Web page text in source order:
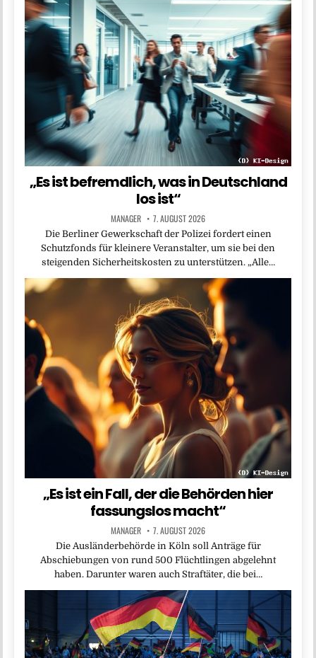
„Es ist befremdlich, was in Deutschland
los ist“
MANAGER 7. AUGUST 2026
Die Berliner Gewerkschaft der Polizei fordert einen
Schutzfonds für kleinere Veranstalter, um sie bei den
steigenden Sicherheitskosten zu unterstützen. „Alle…
„Es ist ein Fall, der die Behörden hier
fassungslos macht“
MANAGER 7. AUGUST 2026
Die Ausländerbehörde in Köln soll Anträge für
Abschiebungen von rund 500 Flüchtlingen abgelehnt
haben. Darunter waren auch Straftäter, die bei…